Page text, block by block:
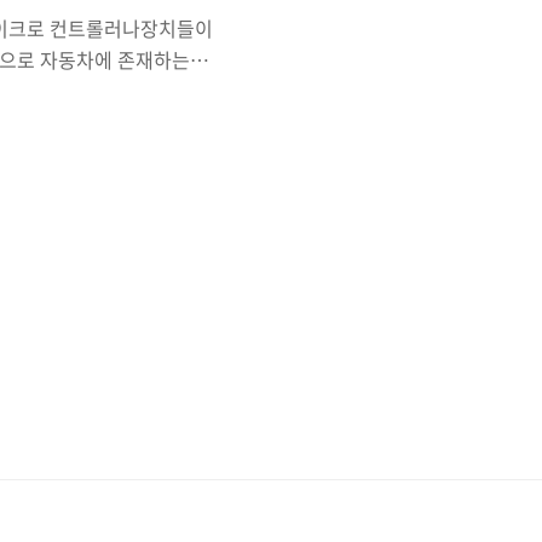
로 컨트롤러나장치들이
로 자동차에 존재하는
신한다. 쉽게말해 0과